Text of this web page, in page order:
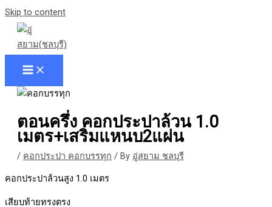
Skip to content
ตอนครึ่ง คอกประปาล้วน 1.0
เมตร+เสริมแหนบ2แผ่น
/ คอกประปา คอกบรรทุก / By อู่สยาม ชลบุรี
คอกประปาล้วนสูง 1.0 เมตร
เสียบท้ายทรงตรง